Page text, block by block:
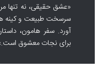
«عشق حقیقی، نه تنها
سرسخت طبیعت و کینه
آورد. سفر هامون،
برای نجات معشوق